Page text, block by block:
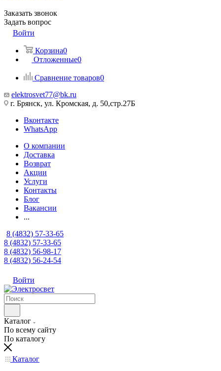
Заказать звонок
Задать вопрос
Войти
Корзина0
Отложенные0
Сравнение товаров0
elektrosvet77@bk.ru
г. Брянск, ул. Кромская, д. 50,стр.27Б
Вконтакте
WhatsApp
О компании
Доставка
Возврат
Акции
Услуги
Контакты
Блог
Вакансии
...
8 (4832) 57-33-65
8 (4832) 57-33-65
8 (4832) 56-98-17
8 (4832) 56-24-54
Войти
Каталог
По всему сайту
По каталогу
Каталог